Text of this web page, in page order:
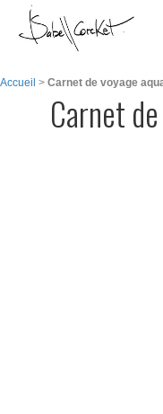
Accueil > Carnet de voyage
Carnet